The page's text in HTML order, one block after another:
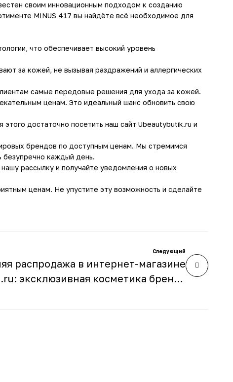
своим инновационным подходом к созданию
MINUS 417 вы найдёте всё необходимое для
что обеспечивает высокий уровень
за кожей, не вызывая раздражений и аллергических
самые передовые решения для ухода за кожей.
ценам. Это идеальный шанс обновить свою
достаточно посетить наш сайт Ubeautybutik.ru и
брендов по доступным ценам. Мы стремимся
безупречно каждый день.
рассылку и получайте уведомления о новых
ценам. Не упустите эту возможность и сделайте
Следующий
распродажа в интернет-магазине
эксклюзивная косметика бренда